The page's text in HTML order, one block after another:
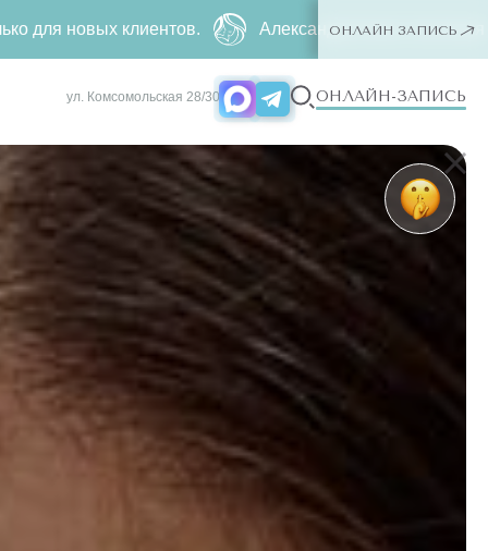
ул. Комсомольская 28/30 ОНЛАЙН-ЗАПИСЬ
Александритовая эпиляция за 4990 ₽500 ₽ ー
ОНЛАЙН ЗАПИСЬ